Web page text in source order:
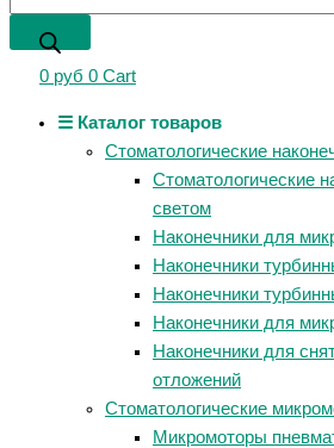
0 руб 0 Cart
☰ Каталог товаров
Стоматологические
Стоматологические
светом
Наконечники для
Наконечники
Наконечники
Наконечники для
Наконечники для
отложений
Стоматологические
Микромоторы